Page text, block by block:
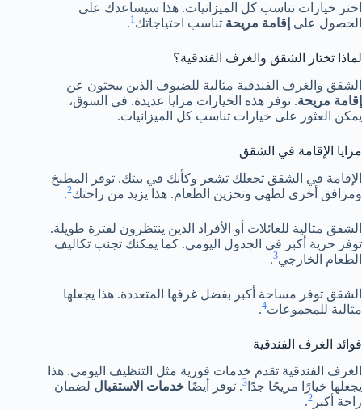
اختر خيارات تناسب كل الميزانيات. هذا سيساعدك على
الحصول على إقامة مريحة تناسب احتياجاتك1
.
لماذا تختار الشقق والغرف الفندقية؟
الشقق والغرف الفندقية مثالية للضيوف الذين يبحثون عن
إقامة مريحة. توفر هذه الخيارات مزايا عديدة. في السوق،
يمكن العثور على خيارات تناسب كل الميزانيات.
مزايا الإقامة في الشقق
الإقامة في الشقق تجعلك تشعر وكأنك في بيتك. توفر المطبخ
ومرافق أخرى لطهي وتخزين الطعام. هذا يزيد من راحتك2
.
الشقق مثالية للعائلات أو الأفراد الذين ينتظرون لفترة طويلة.
توفر حرية أكبر في الجدول اليومي. كما يمكنك تجنب تكاليف
الطعام الخارجي3
.
الشقق توفر مساحة أكبر بفضل غرفها المتعددة. هذا يجعلها
مثالية للمجموعات4
.
فوائد الغرف الفندقية
الغرف الفندقية تقدم خدمات فورية مثل التنظيف اليومي. هذا
يجعلها خيارًا مريحًا جدًا 3. توفر أيضًا خدمات الاستقبال لضمان
راحة أكبر 2
.